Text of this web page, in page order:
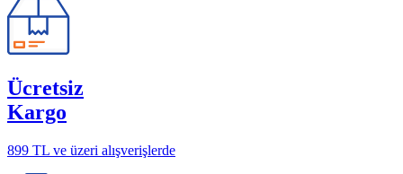
Ücretsiz
Kargo
899 TL ve üzeri alışverişlerde